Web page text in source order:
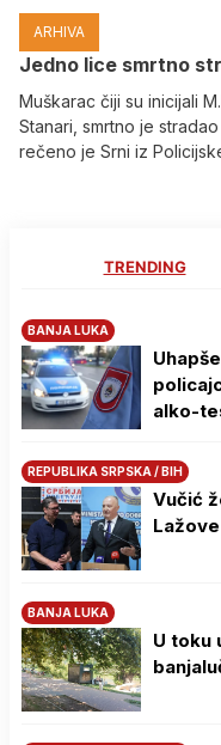
ARHIVA
Јedno lice smrtno
Muškarac čiji su inicijali
Stanari, smrtno je
rečeno je Srni iz
TRENDING
BANJA LUKA
alko-
REPUBLIKA SRPSKA / BIH
Vučić
BANJA LUKA
U toku